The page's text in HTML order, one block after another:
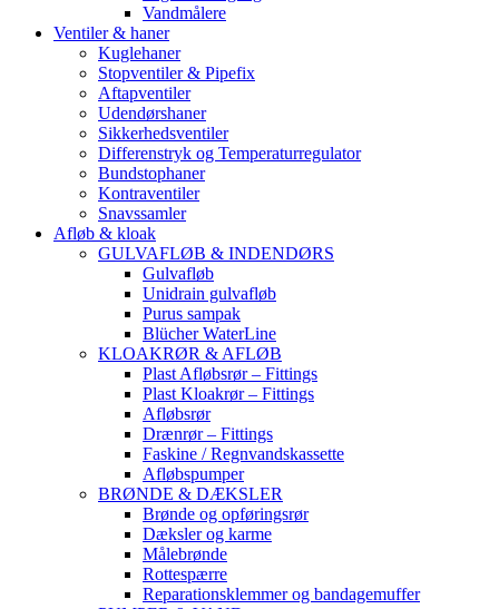
Vandmålere
Ventiler & haner
Kuglehaner
Stopventiler & Pipefix
Aftapventiler
Udendørshaner
Sikkerhedsventiler
Differenstryk og Temperaturregulator
Bundstophaner
Kontraventiler
Snavssamler
Afløb & kloak
GULVAFLØB & INDENDØRS
Gulvafløb
Unidrain gulvafløb
Purus sampak
Blücher WaterLine
KLOAKRØR & AFLØB
Plast Afløbsrør – Fittings
Plast Kloakrør – Fittings
Afløbsrør
Drænrør – Fittings
Faskine / Regnvandskassette
Afløbspumper
BRØNDE & DÆKSLER
Brønde og opføringsrør
Dæksler og karme
Målebrønde
Rottespærre
Reparationsklemmer og bandagemuffer